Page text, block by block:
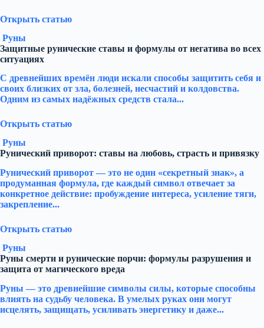
Открыть статью
Руны
Защитные рунические ставы и формулы от негатива во всех
ситуациях
С древнейших времён люди искали способы защитить себя и
своих близких от зла, болезней, несчастий и колдовства.
Одним из самых надёжных средств стала...
Открыть статью
Руны
Рунический приворот: ставы на любовь, страсть и привязку
Рунический приворот — это не один «секретный знак», а
продуманная формула, где каждый символ отвечает за
конкретное действие: пробуждение интереса, усиление тяги,
закрепление...
Открыть статью
Руны
Руны смерти и рунические порчи: формулы разрушения и
защита от магического вреда
Руны — это древнейшие символы силы, которые способны
влиять на судьбу человека. В умелых руках они могут
исцелять, защищать, усиливать энергетику и даже...